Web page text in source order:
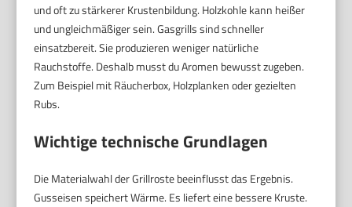
und oft zu stärkerer Krustenbildung. Holzkohle kann heißer
und ungleichmäßiger sein. Gasgrills sind schneller
einsatzbereit. Sie produzieren weniger natürliche
Rauchstoffe. Deshalb musst du Aromen bewusst zugeben.
Zum Beispiel mit Räucherbox, Holzplanken oder gezielten
Rubs.
Wichtige technische Grundlagen
Die Materialwahl der Grillroste beeinflusst das Ergebnis.
Gusseisen speichert Wärme. Es liefert eine bessere Kruste.